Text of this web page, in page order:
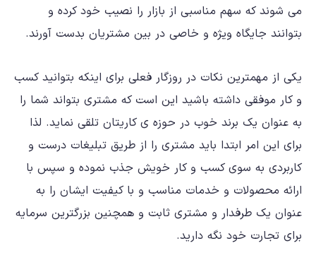
می شوند که سهم مناسبی از بازار را نصیب خود کرده و
بتوانند جایگاه ویژه و خاصی در بین مشتریان بدست آورند.
یکی از مهمترین نکات در روزگار فعلی برای اینکه بتوانید کسب
و کار موفقی داشته باشید این است که مشتری بتواند شما را
به عنوان یک برند خوب در حوزه ی کاریتان تلقی نماید. لذا
برای این امر ابتدا باید مشتری را از طریق تبلیغات درست و
کاربردی به سوی کسب و کار خویش جذب نموده و سپس با
ارائه محصولات و خدمات مناسب و با کیفیت ایشان را به
عنوان یک طرفدار و مشتری ثابت و همچنین بزرگترین سرمایه
برای تجارت خود نگه دارید.